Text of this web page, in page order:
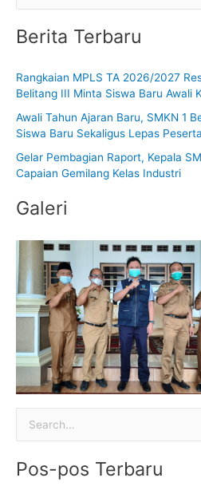
u
t
k
Berita Terbaru
Rangkaian MPLS TA 2026/2027
Belitang III Minta Siswa Baru Awali
Awali Tahun Ajaran Baru, SMKN 1
Siswa Baru Sekaligus Lepas
Gelar Pembagian Raport, Kepala
Capaian Gemilang Kelas Industri
Galeri
Pos-pos Terbaru